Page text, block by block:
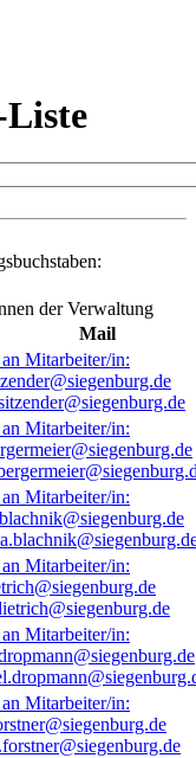
der Verwaltung
Mail